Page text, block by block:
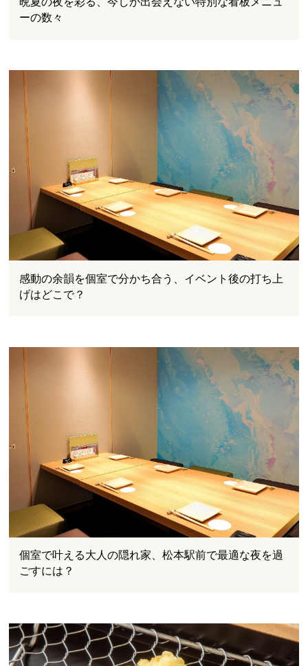
ーの数々
感動の余韻を個室で分かち合う、イベント後の打ち上
げはどこで？
個室で叶える大人の隠れ家、松本駅前で最適な夜を過
ごすには？